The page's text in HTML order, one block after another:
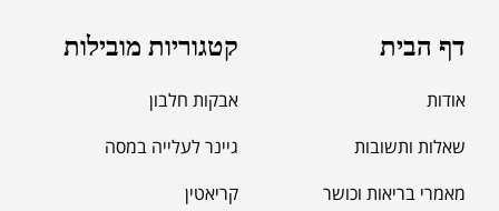
דף הבית
אודות
שאלות ותשובות
מאמרי בריאות וכושר
קטגוריות מובילות
אבקות חלבון
גיינר לעלייה במסה
קריאטין